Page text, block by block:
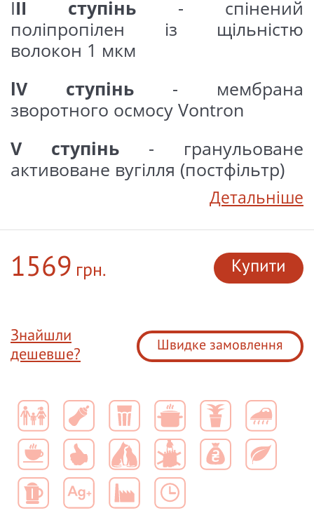
III ступінь
- спінений
поліпропілен із щільністю
волокон 1 мкм
lV ступінь - мембрана
зворотного осмосу Vontron
V ступінь - гранульоване
активоване вугілля (постфільтр)
Детальніше
1569 грн. Купити
Знайшли
дешевше?
Швидке замовлення